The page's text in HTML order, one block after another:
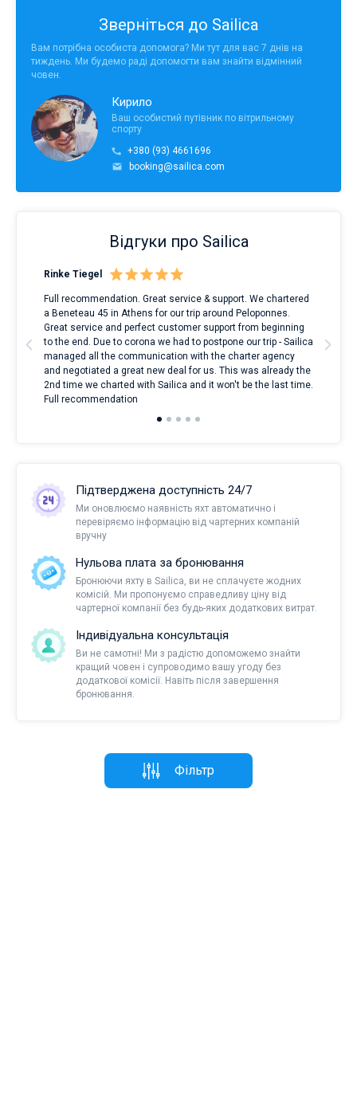
Зверніться до Sailica
Вам потрібна особиста допомога? Ми тут для вас 7 днів на
тиждень. Ми будемо раді допомогти вам знайти відмінний
човен.
Кирило
Ваш особистий путівник по вітрильному
спорту
+380 (93) 4661696
booking@sailica.com
Відгуки про Sailica
Rinke Tiegel
Full recommendation. Great service & support. We chartered
a Beneteau 45 in Athens for our trip around Peloponnes.
Great service and perfect customer support from beginning
to the end. Due to corona we had to postpone our trip - Sailica
managed all the communication with the charter agency
and negotiated a great new deal for us. This was already the
2nd time we charted with Sailica and it won't be the last time.
Full recommendation
Підтверджена доступність 24/7
Ми оновлюємо наявність яхт автоматично і
перевіряємо інформацію від чартерних компаній
вручну
Нульова плата за бронювання
Бронюючи яхту в Sailica, ви не сплачуєте жодних
комісій. Ми пропонуємо справедливу ціну від
чартерної компанії без будь-яких додаткових витрат.
Індивідуальна консультація
Ви не самотні! Ми з радістю допоможемо знайти
кращий човен і супроводимо вашу угоду без
додаткової комісії. Навіть після завершення
бронювання.
Фільтр